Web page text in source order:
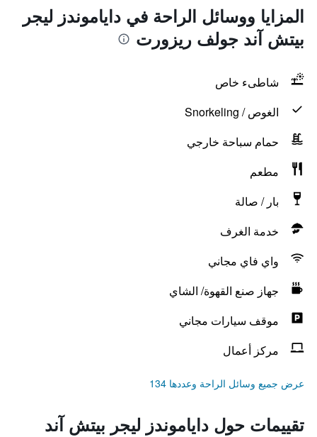
المزايا ووسائل الراحة في داياموندز ليجر
بيتش آند جولف ريزورت
شاطىء خاص
الغوص / Snorkeling
حمام سباحة خارجي
مطعم
بار / صالة
خدمة الغرف
واي فاي مجاني
جهاز صنع القهوة/ الشاي
موقف سيارات مجاني
مركز أعمال
عرض جميع وسائل الراحة وعددها 134
تقييمات حول داياموندز ليجر بيتش آند